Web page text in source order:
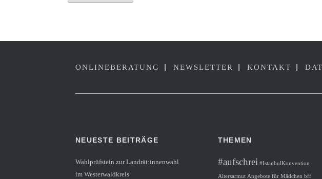
ONLINEBERATUNG | NEWSLETTER | KONTAKT |
NEUESTE BEITRÄGE
Wahlprüfstein zur Landrät:innenwahl
im Westerwaldkreis
THEMEN
#aufschrei #IstanbulKonvention
Altersarmut Angebote für Mädchen bff